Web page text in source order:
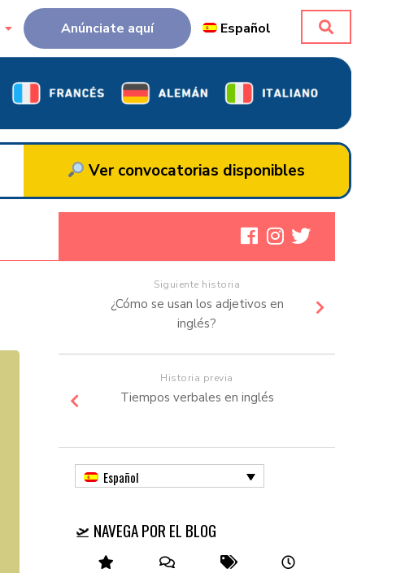
Anúnciate aquí Español
Ver convocatorias disponibles
Siguiente historia
¿Cómo se usan los adjetivos en
inglés?
Historia previa
Tiempos verbales en inglés
Español
🛫 NAVEGA POR EL BLOG